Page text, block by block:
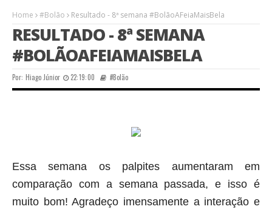
Home #Bolão Resultado - 8ª semana #BolãoAFeiaMaisBela
RESULTADO - 8ª SEMANA
#BOLÃOAFEIAMAISBELA
Por: Hiago Júnior 22:19:00 #Bolão
Essa semana os palpites aumentaram em
comparação com a semana passada, e isso é
muito bom! Agradeço imensamente a interação e